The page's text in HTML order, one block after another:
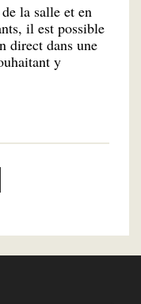
la salle et en
il est possible
direct dans une
y